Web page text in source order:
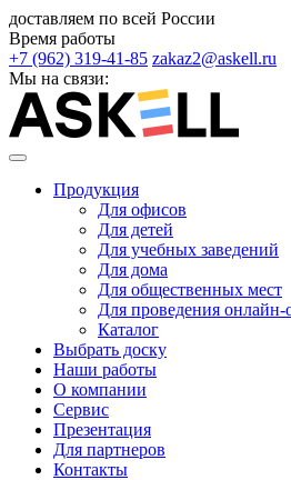
доставляем по всей России
Время работы
+7 (962) 319-41-85 zakaz2@askell.ru
Мы на связи:
Продукция
Для офисов
Для детей
Для учебных заведений
Для дома
Для общественных мест
Для проведения онлайн-
Каталог
Выбрать доску
Наши работы
О компании
Сервис
Презентация
Для партнеров
Контакты